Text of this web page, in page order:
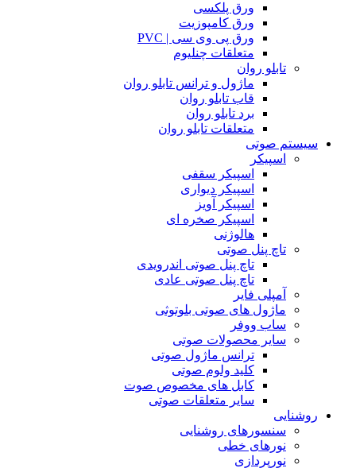
ورق پلکسی
ورق کامپوزیت
ورق پی وی سی | PVC
متعلقات چنلیوم
تابلو روان
ماژول و ترانس تابلو روان
قاب تابلو روان
برد تابلو روان
متعلقات تابلو روان
سیستم صوتی
اسپیکر
اسپیکر سقفی
اسپیکر دیواری
اسپیکر آویز
اسپیکر صخره ای
هالوژنی
تاچ پنل صوتی
تاچ پنل صوتی اندرویدی
تاچ پنل صوتی عادی
آمپلی فایر
ماژول های صوتی بلوتوثی
ساب ووفر
سایر محصولات صوتی
ترانس ماژول صوتی
کلید ولوم صوتی
کابل های مخصوص صوت
سایر متعلقات صوتی
روشنایی
سنسورهای روشنایی
نورهای خطی
نورپردازی